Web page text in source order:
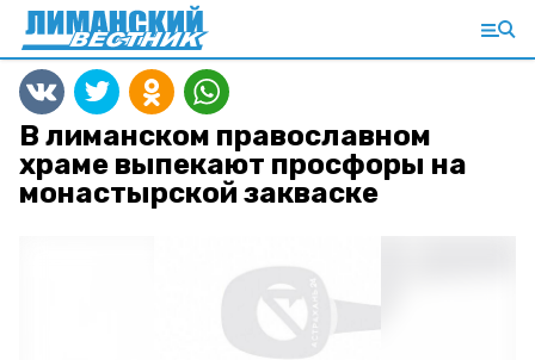
В лиманском православном
храме выпекают просфоры на
монастырской закваске